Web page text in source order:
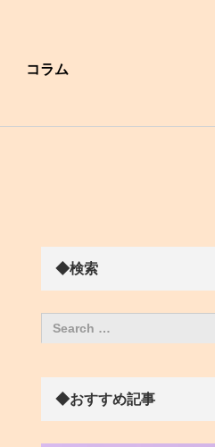
コラム
◆検索
◆おすすめ記事